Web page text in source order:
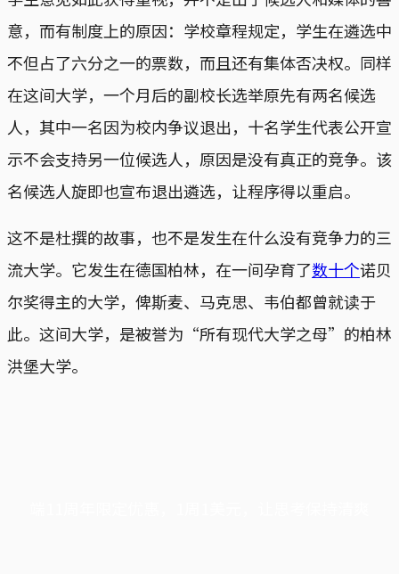
意，而有制度上的原因：学校章程规定，学生在遴选中
不但占了六分之一的票数，而且还有集体否决权。同样
在这间大学，一个月后的副校长选举原先有两名候选
人，其中一名因为校内争议退出，十名学生代表公开宣
示不会支持另一位候选人，原因是没有真正的竞争。该
名候选人旋即也宣布退出遴选，让程序得以重启。
这不是杜撰的故事，也不是发生在什么没有竞争力的三
流大学。它发生在德国柏林，在一间孕育了数十个诺贝
尔奖得主的大学，俾斯麦、马克思、韦伯都曾就读于
此。这间大学，是被誉为“所有现代大学之母”的柏林
洪堡大学。